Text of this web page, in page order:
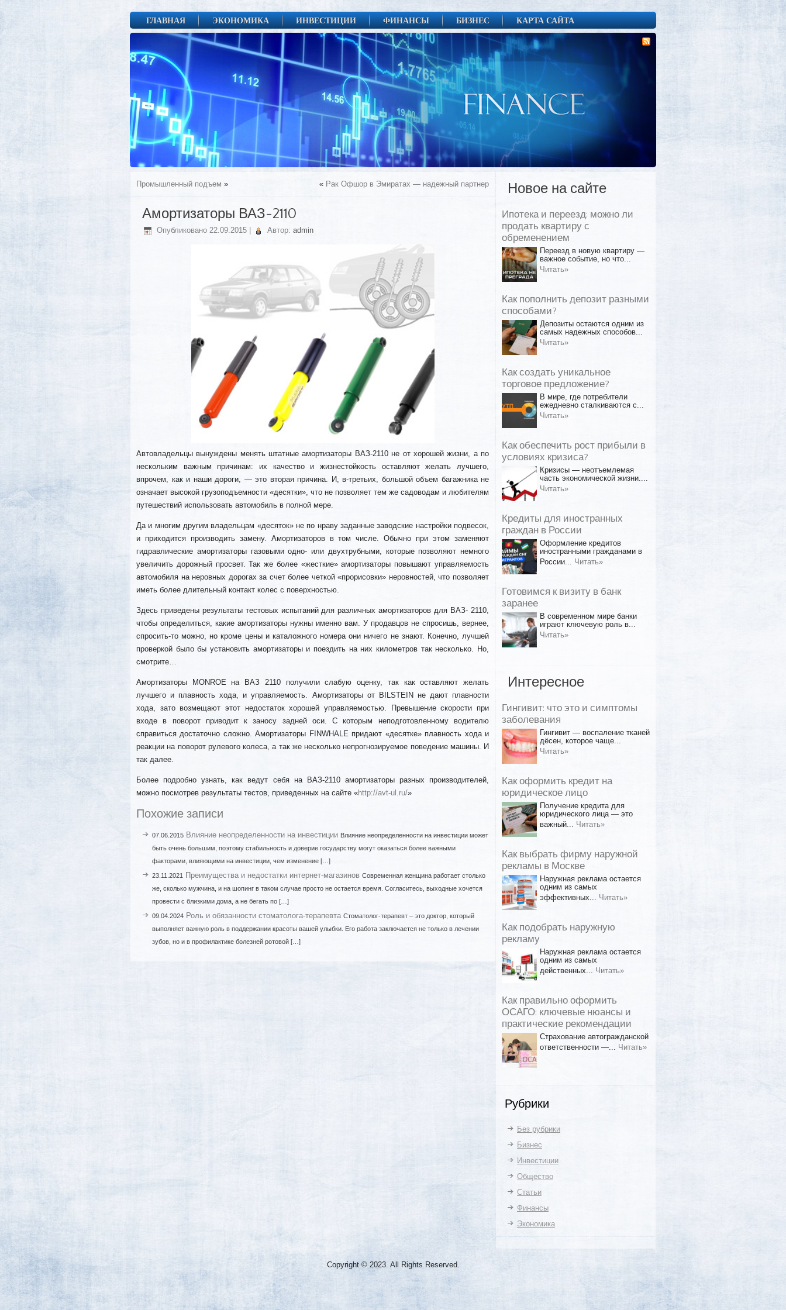
ГЛАВНАЯ ЭКОНОМИКА ИНВЕСТИЦИИ ФИНАНСЫ БИЗНЕС КАРТА САЙТА
Промышленный подъем » « Рак Офшор в Эмиратах — надежный партнер
Амортизаторы ВАЗ-2110
Опубликовано 22.09.2015 Автор: admin
Автовладельцы вынуждены менять штатные амортизаторы ВАЗ-2110 не от хорошей жизни, а по
нескольким важным причинам: их качество и жизнестойкость оставляют желать лучшего,
впрочем, как и наши дороги, — это вторая причина. И, в-третьих, большой объем багажника не
означает высокой грузоподъемности «десятки», что не позволяет тем же садоводам и любителям
путешествий использовать автомобиль в полной мере.
Да и многим другим владельцам «десяток» не по нраву заданные заводские настройки подвесок,
и приходится производить замену. Амортизаторов в том числе. Обычно при этом заменяют
гидравлические амортизаторы газовыми одно- или двухтрубными, которые позволяют немного
увеличить дорожный просвет. Так же более «жесткие» амортизаторы повышают управляемость
автомобиля на неровных дорогах за счет более четкой «прорисовки» неровностей, что позволяет
иметь более длительный контакт колес с поверхностью.
Здесь приведены результаты тестовых испытаний для различных амортизаторов для ВАЗ- 2110,
чтобы определиться, какие амортизаторы нужны именно вам. У продавцов не спросишь, вернее,
спросить-то можно, но кроме цены и каталожного номера они ничего не знают. Конечно, лучшей
проверкой было бы установить амортизаторы и поездить на них километров так несколько. Но,
смотрите…
Амортизаторы MONROE на ВАЗ 2110 получили слабую оценку, так как оставляют желать
лучшего и плавность хода, и управляемость. Амортизаторы от BILSTEIN не дают плавности
хода, зато возмещают этот недостаток хорошей управляемостью. Превышение скорости при
входе в поворот приводит к заносу задней оси. С которым неподготовленному водителю
справиться достаточно сложно. Амортизаторы FINWHALE придают «десятке» плавность хода и
реакции на поворот рулевого колеса, а так же несколько непрогнозируемое поведение машины. И
так далее.
Более подробно узнать, как ведут себя на ВАЗ-2110 амортизаторы разных производителей,
можно посмотрев результаты тестов, приведенных на сайте «http://avt-ul.ru/»
Похожие записи
07.06.2015 Влияние неопределенности на инвестиции Влияние неопределенности на инвестиции может
быть очень большим, поэтому стабильность и доверие государству могут оказаться более важными
факторами, влияющими на инвестиции, чем изменение […]
23.11.2021 Преимущества и недостатки интернет-магазинов Современная женщина работает столько
же, сколько мужчина, и на шопинг в таком случае просто не остается время. Согласитесь, выходные хочется
провести с близкими дома, а не бегать по […]
09.04.2024 Роль и обязанности стоматолога-терапевта Стоматолог-терапевт – это доктор, который
выполняет важную роль в поддержании красоты вашей улыбки. Его работа заключается не только в лечении
зубов, но и в профилактике болезней ротовой […]
Новое на сайте
Ипотека и переезд: можно ли
продать квартиру с
обременением
Переезд в новую квартиру —
важное событие, но что...
Читать»
Как пополнить депозит разными
способами?
Депозиты остаются одним из
самых надежных способов...
Читать»
Как создать уникальное
торговое предложение?
В мире, где потребители
ежедневно сталкиваются с...
Читать»
Как обеспечить рост прибыли в
условиях кризиса?
Кризисы — неотъемлемая
часть экономической жизни....
Читать»
Кредиты для иностранных
граждан в России
Оформление кредитов
иностранными гражданами в
России... Читать»
Готовимся к визиту в банк
заранее
В современном мире банки
играют ключевую роль в...
Читать»
Интересное
Гингивит: что это и симптомы
заболевания
Гингивит — воспаление тканей
дёсен, которое чаще...
Читать»
Как оформить кредит на
юридическое лицо
Получение кредита для
юридического лица — это
важный... Читать»
Как выбрать фирму наружной
рекламы в Москве
Наружная реклама остается
одним из самых
эффективных... Читать»
Как подобрать наружную
рекламу
Наружная реклама остается
одним из самых
действенных... Читать»
Как правильно оформить
ОСАГО: ключевые нюансы и
практические рекомендации
Страхование автогражданской
ответственности —... Читать»
Рубрики
Без рубрики
Бизнес
Инвестиции
Общество
Статьи
Финансы
Экономика
Copyright © 2023. All Rights Reserved.